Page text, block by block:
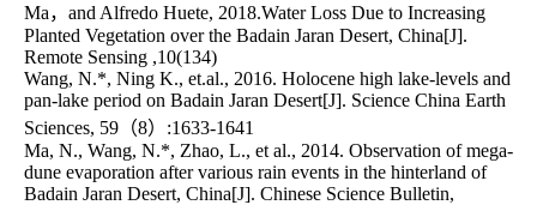
Ma，and Alfredo Huete, 2018.Water Loss Due to Increasing
Planted Vegetation over the Badain Jaran Desert, China[J].
Remote Sensing ,10(134)
Wang, N.*, Ning K., et.al., 2016. Holocene high lake-levels and
pan-lake period on Badain Jaran Desert[J]. Science China Earth
Sciences, 59（8）:1633-1641
Ma, N., Wang, N.*, Zhao, L., et al., 2014. Observation of mega-
dune evaporation after various rain events in the hinterland of
Badain Jaran Desert, China[J]. Chinese Science Bulletin,